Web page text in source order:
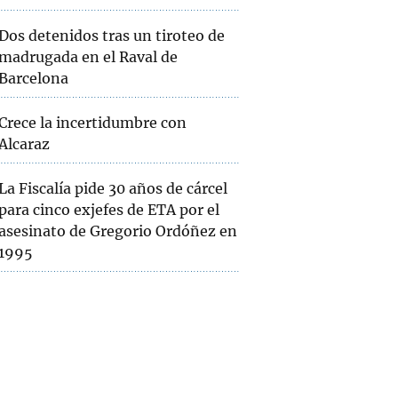
detenidos tras un tiroteo de
en el Raval de
la incertidumbre con
Fiscalía pide 30 años de cárcel
cinco exjefes de ETA por el
de Gregorio Ordóñez en